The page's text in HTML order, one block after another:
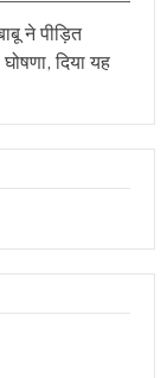
ने पीड़ित
दिया यह